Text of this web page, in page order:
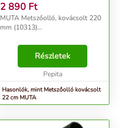
2 890 Ft
MUTA Metszőolló, kovácsolt 220
mm (10313)...
Részletek
Pepita
Hasonlók, mint Metszőolló kovácsolt
22 cm MUTA